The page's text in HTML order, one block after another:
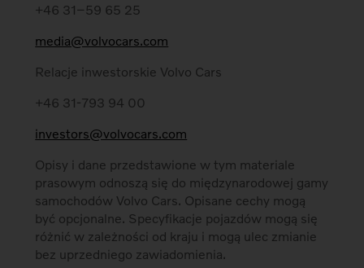
+46 31– 59 65 25
media@volvocars.com
Relacje inwestorskie Volvo Cars
+46 31-793 94 00
investors@volvocars.com
Opisy i dane przedstawione w tym materiale
prasowym odnoszą się do międzynarodowej gamy
samochodów Volvo Cars. Opisane cechy mogą
być opcjonalne. Specyfikacje pojazdów mogą się
różnić w zależności od kraju i mogą ulec zmianie
bez uprzedniego zawiadomienia.